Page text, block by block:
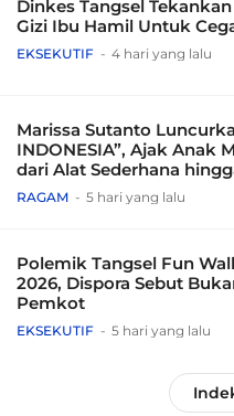
Dinkes Tangsel
Gizi Ibu Hamil Untuk
EKSEKUTIF 4 hari yang lalu
Marissa Sutanto
INDONESIA”, Ajak Anak
dari Alat Sederhana
Tradisional
RAGAM 5 hari yang lalu
Polemik Tangsel Fun
2026, Dispora Sebut
Pemkot
EKSEKUTIF 5 hari yang lalu